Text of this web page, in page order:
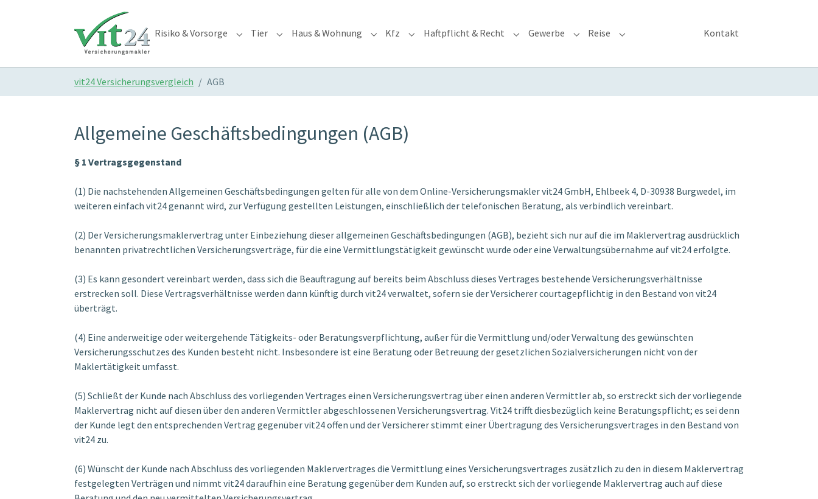
Risiko & Vorsorge Submenu for "Risiko & Vorsorge"
Tier Submenu for "Tier"
Haus & Wohnung Submenu for "Haus & Wohnung"
Kfz Submenu for "Kfz"
Haftpflicht & Recht Submenu for "Haftpflicht & Recht"
Gewerbe Submenu for "Gewerbe"
Reise Submenu for "Reise"Kontakt
vit24 Versicherungsvergleich AGB
Allgemeine Geschäftsbedingungen (AGB)
§ 1 Vertragsgegenstand
(1) Die nachstehenden Allgemeinen Geschäftsbedingungen gelten für alle von dem Online-Versicherungsmakler vit24 GmbH, Ehlbeek 4, D-30938 Burgwedel, im
weiteren einfach vit24 genannt wird, zur Verfügung gestellten Leistungen, einschließlich der telefonischen Beratung, als verbindlich vereinbart.
(2) Der Versicherungsmaklervertrag unter Einbeziehung dieser allgemeinen Geschäftsbedingungen (AGB), bezieht sich nur auf die im Maklervertrag ausdrücklich
benannten privatrechtlichen Versicherungsverträge, für die eine Vermittlungstätigkeit gewünscht wurde oder eine Verwaltungsübernahme auf vit24 erfolgte.
(3) Es kann gesondert vereinbart werden, dass sich die Beauftragung auf bereits beim Abschluss dieses Vertrages bestehende Versicherungsverhältnisse
erstrecken soll. Diese Vertragsverhältnisse werden dann künftig durch vit24 verwaltet, sofern sie der Versicherer courtagepflichtig in den Bestand von vit24
überträgt.
(4) Eine anderweitige oder weitergehende Tätigkeits- oder Beratungsverpflichtung, außer für die Vermittlung und/oder Verwaltung des gewünschten
Versicherungsschutzes des Kunden besteht nicht. Insbesondere ist eine Beratung oder Betreuung der gesetzlichen Sozialversicherungen nicht von der
Maklertätigkeit umfasst.
(5) Schließt der Kunde nach Abschluss des vorliegenden Vertrages einen Versicherungsvertrag über einen anderen Vermittler ab, so erstreckt sich der vorliegende
Maklervertrag nicht auf diesen über den anderen Vermittler abgeschlossenen Versicherungsvertrag. Vit24 trifft diesbezüglich keine Beratungspflicht; es sei denn
der Kunde legt den entsprechenden Vertrag gegenüber vit24 offen und der Versicherer stimmt einer Übertragung des Versicherungsvertrages in den Bestand von
vit24 zu.
(6) Wünscht der Kunde nach Abschluss des vorliegenden Maklervertrages die Vermittlung eines Versicherungsvertrages zusätzlich zu den in diesem Maklervertrag
festgelegten Verträgen und nimmt vit24 daraufhin eine Beratung gegenüber dem Kunden auf, so erstreckt sich der vorliegende Maklervertrag auch auf diese